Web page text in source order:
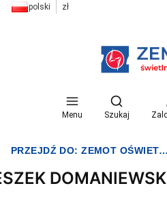
polski zł
Menu
Otwórz
Szukaj
PRZEJDŹ DO:ZEMOT OŚWIETLENIE I ELEKTRYKA